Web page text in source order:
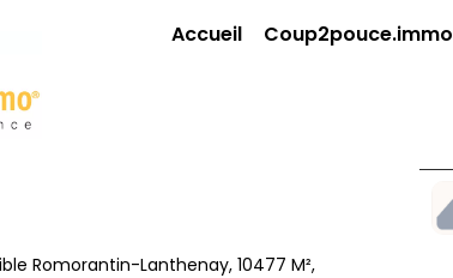
Accueil Coup2pouce.immo
Romorantin-Lanthenay, 10477 M²,